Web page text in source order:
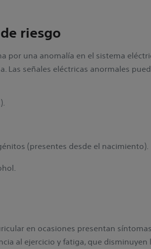
riesgo
por una anomalía en el sistema
Las señales eléctricas anormales
(presentes desde el nacimiento).
en ocasiones presentan
al ejercicio y fatiga, que